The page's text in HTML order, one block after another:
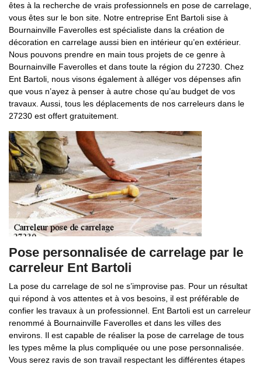
êtes à la recherche de vrais professionnels en pose de carrelage,
vous êtes sur le bon site. Notre entreprise Ent Bartoli sise à
Bournainville Faverolles est spécialiste dans la création de
décoration en carrelage aussi bien en intérieur qu’en extérieur.
Nous pouvons prendre en main tous projets de ce genre à
Bournainville Faverolles et dans toute la région du 27230. Chez
Ent Bartoli, nous visons également à alléger vos dépenses afin
que vous n’ayez à penser à autre chose qu’au budget de vos
travaux. Aussi, tous les déplacements de nos carreleurs dans le
27230 est offert gratuitement.
Pose personnalisée de carrelage par le
carreleur Ent Bartoli
La pose du carrelage de sol ne s’improvise pas. Pour un résultat
qui répond à vos attentes et à vos besoins, il est préférable de
confier les travaux à un professionnel. Ent Bartoli est un carreleur
renommé à Bournainville Faverolles et dans les villes des
environs. Il est capable de réaliser la pose de carrelage de tous
les types même la plus compliquée ou une pose personnalisée.
Vous serez ravis de son travail respectant les différentes étapes